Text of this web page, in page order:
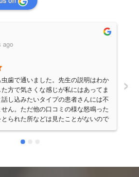
ago
歯で通いました。先生の説明はわか
方で気さくな感じが私にはあってま
し込みたいタイプの患者さんには不
ん。ただ他の口コミの様な怒鳴った
られた所などは見たことがないので
で声が大きい元気な感じがお医者さ
すかね。料金もかなり抑え目で腕もい
た時の歯科助手の方はかなり知識が
›